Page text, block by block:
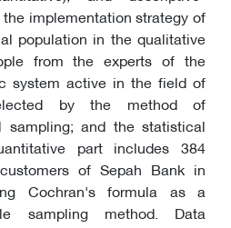
implementation strategy of
population in the qualitative
from the experts of the
system active in the field of
by the method of
sampling; and the statistical
part includes 384
of Sepah Bank in
Cochran's formula as a
sampling method. Data